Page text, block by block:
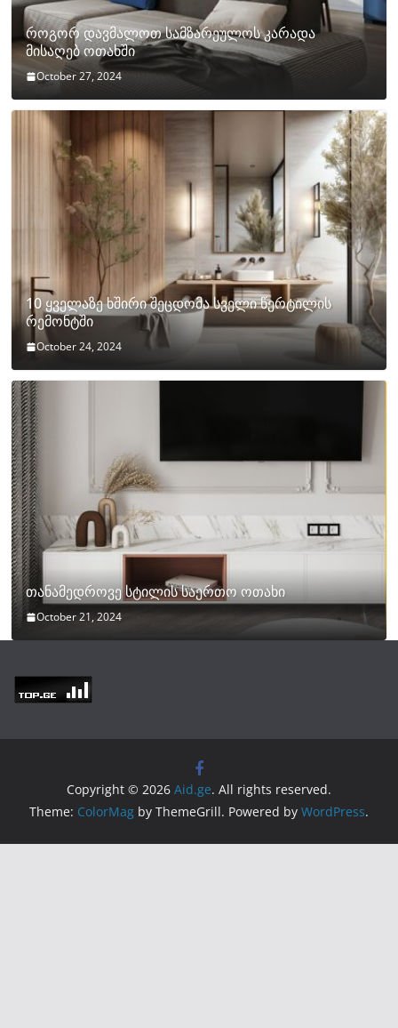
როგორ დავმალოთ სამზარეულოს კარადა
მისაღებ ოთახში
October 27, 2024
10 ყველაზე ხშირი შეცდომა სველი წერტილის
რემონტში
October 24, 2024
თანამედროვე სტილის საერთო ოთახი
October 21, 2024
Copyright © 2026 Aid.ge. All rights reserved.
Theme: ColorMag by ThemeGrill. Powered by WordPress.